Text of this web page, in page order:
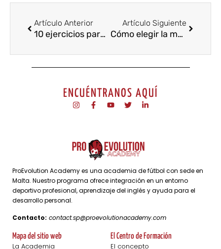
Artículo Anterior
10 ejercicios para mejorar la visión del juego en el fútbol
Artículo Siguiente
Cómo elegir la mejor academia de fútbol para su hijo
ENCUÉNTRANOS AQUÍ
ProEvolution Academy es una academia de fútbol con sede en
Malta. Nuestro programa ofrece integración en un entorno
deportivo profesional, aprendizaje del inglés y ayuda para el
desarrollo personal.
Contacto: contact.sp@proevolutionacademy.com
Mapa del sitio web
La Academia
El Centro de Formación
El concepto